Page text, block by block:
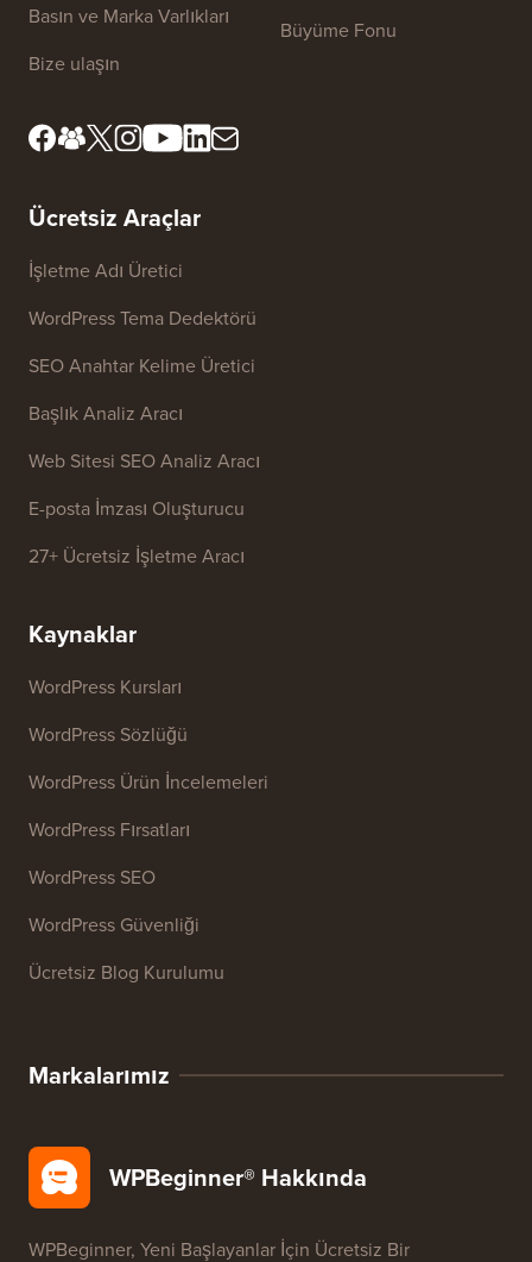
Basın ve Marka Varlıkları
Bize ulaşın
Büyüme Fonu
Ücretsiz Araçlar
İşletme Adı Üretici
WordPress Tema Dedektörü
SEO Anahtar Kelime Üretici
Başlık Analiz Aracı
Web Sitesi SEO Analiz Aracı
E-posta İmzası Oluşturucu
27+ Ücretsiz İşletme Aracı
Kaynaklar
WordPress Kursları
WordPress Sözlüğü
WordPress Ürün İncelemeleri
WordPress Fırsatları
WordPress SEO
WordPress Güvenliği
Ücretsiz Blog Kurulumu
Markalarımız
WPBeginner® Hakkında
WPBeginner, Yeni Başlayanlar İçin Ücretsiz Bir